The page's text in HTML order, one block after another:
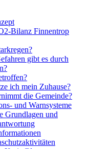
Bilanz Finnentrop
gibt es durch
ich mein Zuhause?
die Gemeinde?
und Warnsysteme
Grundlagen und